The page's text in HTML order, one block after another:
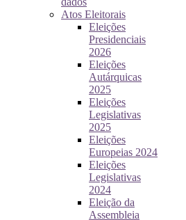
Atos Eleitorais
Eleições
Presidenciais
2026
Eleições
Autárquicas
2025
Eleições
Legislativas
2025
Eleições
Europeias 2024
Eleições
Legislativas
2024
Eleição da
Assembleia